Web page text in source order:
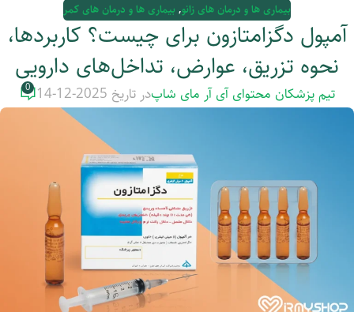
بیماری ها و درمان های زانو, بیماری ها و درمان های کمر
آمپول دگزامتازون برای چیست؟ کاربردها،
نحوه تزریق، عوارض، تداخل‌های دارویی
تیم پزشکان محتوای آی آر مای شاپدر تاریخ 2025-12-14 0